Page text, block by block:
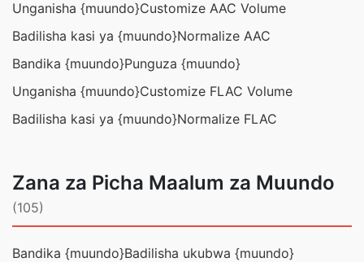
Unganisha {muundo}Customize AAC Volume
Badilisha kasi ya {muundo}Normalize AAC
Bandika {muundo}Punguza {muundo}
Unganisha {muundo}Customize FLAC Volume
Badilisha kasi ya {muundo}Normalize FLAC
Zana za Picha Maalum za Muundo
(105)
Bandika {muundo}Badilisha ukubwa {muundo}